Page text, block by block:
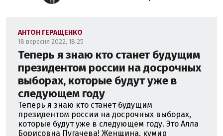
АНТОН ГЕРАЩЕНКО
18 вересня 2022, 18:25
Теперь я знаю кто станет будущим
президентом россии на досрочных
выборах, которые будут уже в
следующем году
Теперь я знаю кто станет будущим
президентом россии на досрочных выборах,
которые будут уже в следующем году. Это Алла
Борисовна Пугачева! Женщина, кумир